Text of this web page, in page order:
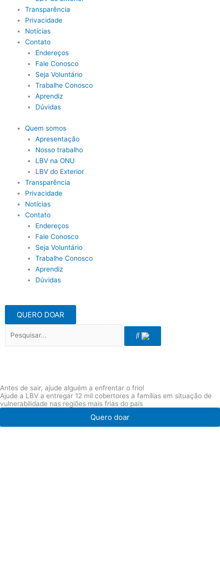
Transparência
Privacidade
Notícias
Contato
Endereços
Fale Conosco
Seja Voluntário
Trabalhe Conosco
Aprendiz
Dúvidas
Quem somos
Apresentação
Nosso trabalho
LBV na ONU
LBV do Exterior
Transparência
Privacidade
Notícias
Contato
Endereços
Fale Conosco
Seja Voluntário
Trabalhe Conosco
Aprendiz
Dúvidas
QUERO DOAR
Antes de sair, ajude alguém a enfrentar o frio!
Ajude a LBV a entregar 12 mil cobertores a famílias em situação de
vulnerabilidade nas regiões mais frias do país
Quero doar